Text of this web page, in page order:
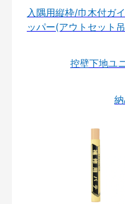
入隅用縦枠/巾木付ガ
ッパー(アウトセット
控壁下地ユ